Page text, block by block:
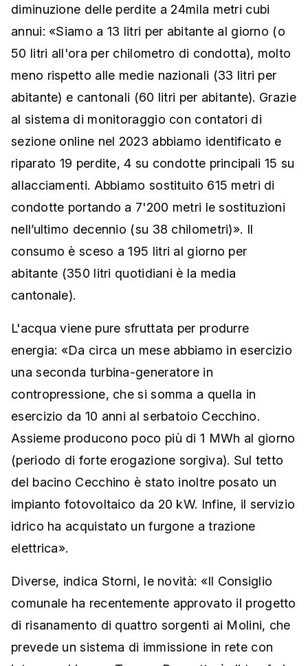
diminuzione delle perdite a 24mila metri cubi
annui: «Siamo a 13 litri per abitante al giorno (o
50 litri all'ora per chilometro di condotta), molto
meno rispetto alle medie nazionali (33 litri per
abitante) e cantonali (60 litri per abitante). Grazie
al sistema di monitoraggio con contatori di
sezione online nel 2023 abbiamo identificato e
riparato 19 perdite, 4 su condotte principali 15 su
allacciamenti. Abbiamo sostituito 615 metri di
condotte portando a 7'200 metri le sostituzioni
nell’ultimo decennio (su 38 chilometri)». Il
consumo è sceso a 195 litri al giorno per
abitante (350 litri quotidiani è la media
cantonale).
L'acqua viene pure sfruttata per produrre
energia: «Da circa un mese abbiamo in esercizio
una seconda turbina-generatore in
contropressione, che si somma a quella in
esercizio da 10 anni al serbatoio Cecchino.
Assieme producono poco più di 1 MWh al giorno
(periodo di forte erogazione sorgiva). Sul tetto
del bacino Cecchino è stato inoltre posato un
impianto fotovoltaico da 20 kW. Infine, il servizio
idrico ha acquistato un furgone a trazione
elettrica».
Diverse, indica Storni, le novità: «Il Consiglio
comunale ha recentemente approvato il progetto
di risanamento di quattro sorgenti ai Molini, che
prevede un sistema di immissione in rete con